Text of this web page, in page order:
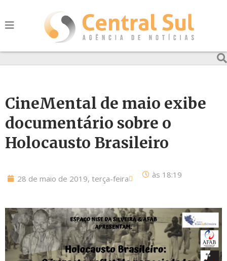
CineMental de maio exibe
documentário sobre o
Holocausto Brasileiro
28 de maio de 2019, terça-feira às 18:19